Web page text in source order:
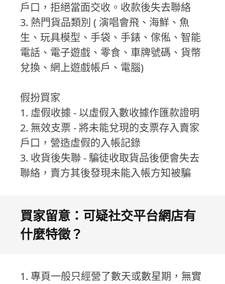
戶口，拒絕當面交收。收款後失去聯絡
3. 熱門貨品類別 ( 演唱會飛、海鮮、魚
生、玩具模型、手袋、手錶、傢俬、智能
電話、電子遊戲、零食、車牌號碼、貨幣
兌換、網上遊戲帳戶、電腦)
假扮買家
1. 虛假收據 - 以虛假入數收據作匯款證明
2. 無效支票 - 將未能兌現的支票存入賣家
戶口，營造虛假的入帳記錄
3. 收貨後失聯 - 騙徒收取貨品後便會失去
聯絡，賣方其後發現未能入帳方知被騙
買家留意：可疑社交平台網店有
什麼特徵？
1. 專頁一般只經營了數天或數星期，無實